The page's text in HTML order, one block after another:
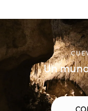
Un